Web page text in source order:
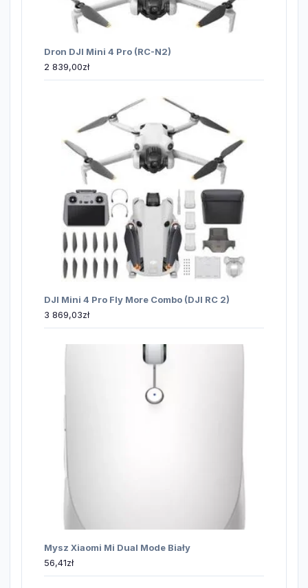
Dron DJI Mini 4 Pro (RC-N2)
2 839,00zł
DJI Mini 4 Pro Fly More Combo (DJI RC 2)
3 869,03zł
Mysz Xiaomi Mi Dual Mode Biały
56,41zł